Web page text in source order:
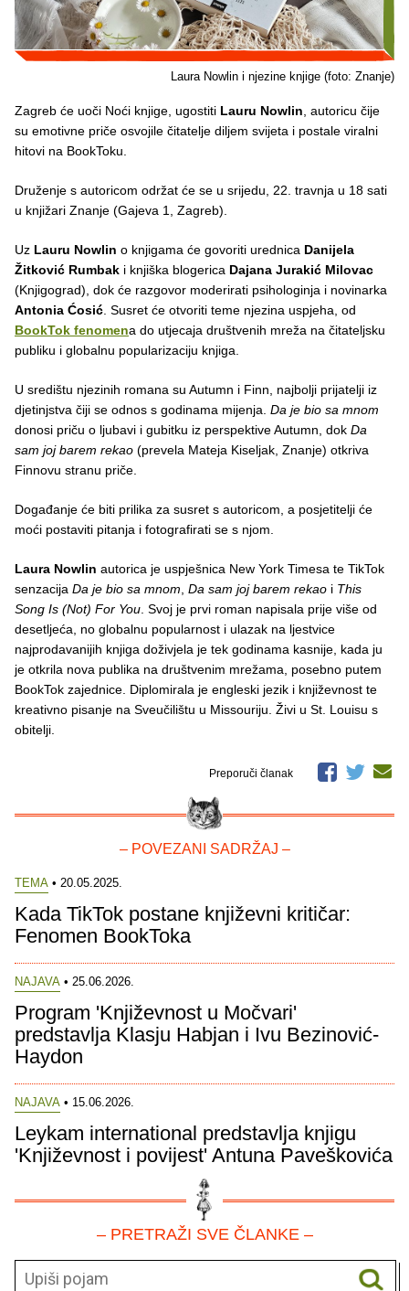
Laura Nowlin i njezine knjige (foto: Znanje)
Zagreb će uoči Noći knjige, ugostiti Lauru Nowlin , autoricu čije
su emotivne priče osvojile čitatelje diljem svijeta i postale viralni
hitovi na BookToku.
Druženje s autoricom održat će se u srijedu, 22. travnja u 18 sati
u knjižari Znanje (Gajeva 1, Zagreb).
Uz Lauru Nowlin o knjigama će govoriti urednica Danijela
Žitković Rumbak i knjiška blogerica Dajana Jurakić Milovac
(Knjigograd), dok će razgovor moderirati psihologinja i novinarka
Antonia Ćosić . Susret će otvoriti teme njezina uspjeha, od
BookTok fenomena do utjecaja društvenih mreža na čitateljsku
publiku i globalnu popularizaciju knjiga.
U središtu njezinih romana su Autumn i Finn, najbolji prijatelji iz
djetinjstva čiji se odnos s godinama mijenja. Da je bio sa mnom
donosi priču o ljubavi i gubitku iz perspektive Autumn, dok Da
sam joj barem rekao (prevela Mateja Kiseljak, Znanje) otkriva
Finnovu stranu priče.
Događanje će biti prilika za susret s autoricom, a posjetitelji će
moći postaviti pitanja i fotografirati se s njom.
Laura Nowlin autorica je uspješnica New York Timesa te TikTok
senzacija Da je bio sa mnom Da sam joj barem rekao i This
Song Is (Not) For You . Svoj je prvi roman napisala prije više od
desetljeća, no globalnu popularnost i ulazak na ljestvice
najprodavanijih knjiga doživjela je tek godinama kasnije, kada ju
je otkrila nova publika na društvenim mrežama, posebno putem
BookTok zajednice. Diplomirala je engleski jezik i književnost te
kreativno pisanje na Sveučilištu u Missouriju. Živi u St. Louisu s
obitelji.
Preporuči članak
– POVEZANI SADRŽAJ –
TEMA • 20.05.2025.
Kada TikTok postane književni kritičar:
Fenomen BookToka
NAJAVA • 25.06.2026.
Program 'Književnost u Močvari'
predstavlja Klasju Habjan i Ivu Bezinović-
Haydon
NAJAVA • 15.06.2026.
Leykam international predstavlja knjigu
'Književnost i povijest' Antuna Paveškovića
– PRETRAŽI SVE ČLANKE –